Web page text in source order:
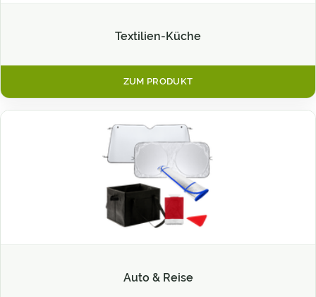
Textilien-Küche
ZUM PRODUKT
Auto & Reise